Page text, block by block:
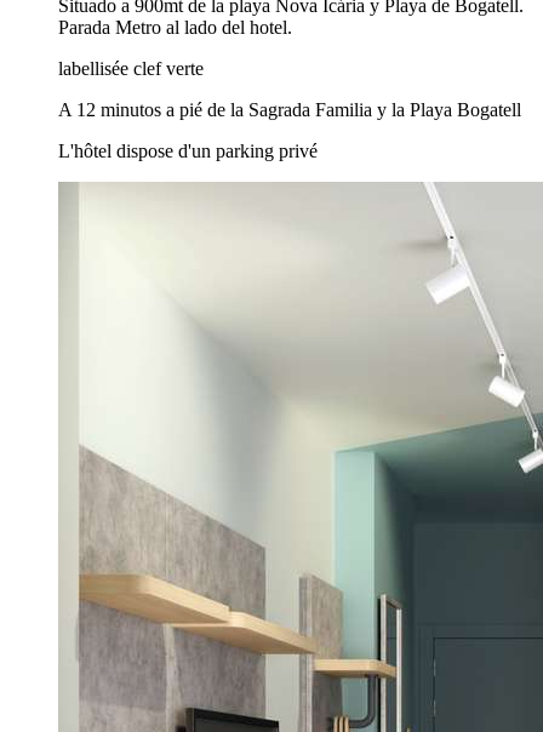
Situado a 900mt de la playa Nova Icária y Playa de Bogatell.
Parada Metro al lado del hotel.
labellisée clef verte
A 12 minutos a pié de la Sagrada Familia y la Playa Bogatell
L'hôtel dispose d'un parking privé